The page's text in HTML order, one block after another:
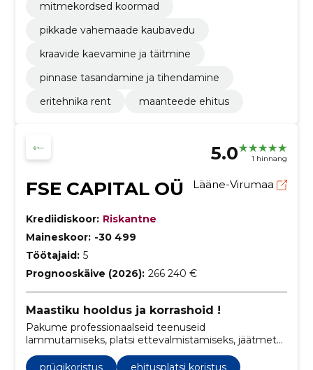
mitmekordsed koormad
pikkade vahemaade kaubavedu
kraavide kaevamine ja täitmine
pinnase tasandamine ja tihendamine
eritehnika rent
maanteede ehitus
5.0 1 hinnang
FSE CAPITAL OÜ Lääne-Virumaa
Krediidiskoor: Riskantne
Maineskoor: -30 499
Töötajaid: 5
Prognooskäive (2026): 266 240 €
Maastiku hooldus ja korrashoid !
Pakume professionaalseid teenuseid
lammutamiseks, platsi ettevalmistamiseks, jäätmete
prügikäitluse, maastikukujunduse, aiatööde ning
prügikoristus
ehitusplatsi koristus